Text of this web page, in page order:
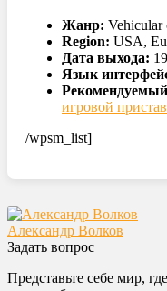
Жанр:
Region: USA,
Дата выхода:
Язык
игровой
/wpsm_list]
Александр Волков
Задать вопрос
Представьте себе мир,